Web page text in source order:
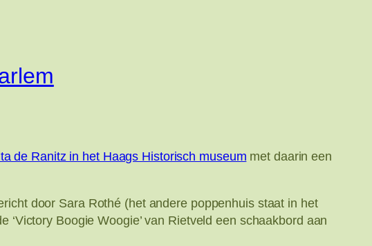
de Ranitz in het Haags Historisch museum met daarin een
door Sara Rothé (het andere poppenhuis staat in het
Boogie Woogie’ van Rietveld een schaakbord aan